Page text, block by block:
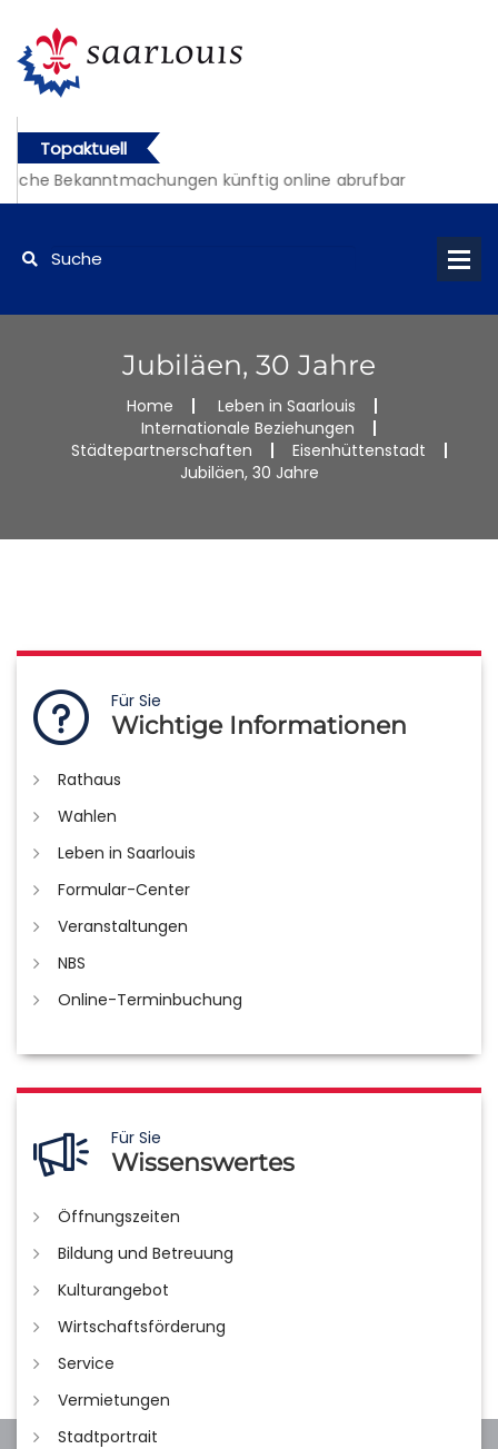
Topaktuell
Bekanntmachungen künftig online abrufbar
Jubiläen, 30 Jahre
Home
Leben in Saarlouis
Internationale Beziehungen
Städtepartnerschaften
Eisenhüttenstadt
Jubiläen, 30 Jahre
Für Sie
Wichtige Informationen
Rathaus
Wahlen
Leben in Saarlouis
Formular-Center
Veranstaltungen
NBS
Online-Terminbuchung
Für Sie
Wissenswertes
Öffnungszeiten
Bildung und Betreuung
Kulturangebot
Wirtschaftsförderung
Service
Vermietungen
Stadtportrait